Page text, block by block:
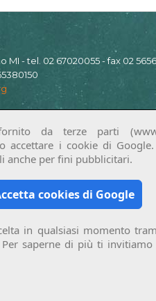
MI - tel. 02 67020055 - fax 02
da terze parti
accettare i cookie di
anche per fini pubblicitari.
cookies di Google
in qualsiasi momento
saperne di più ti